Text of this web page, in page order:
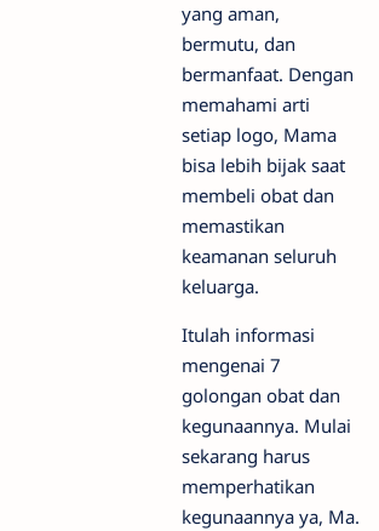
yang aman,
bermutu, dan
bermanfaat. Dengan
memahami arti
setiap logo, Mama
bisa lebih bijak saat
membeli obat dan
memastikan
keamanan seluruh
keluarga.
Itulah informasi
mengenai 7
golongan obat dan
kegunaannya. Mulai
sekarang harus
memperhatikan
kegunaannya ya, Ma.